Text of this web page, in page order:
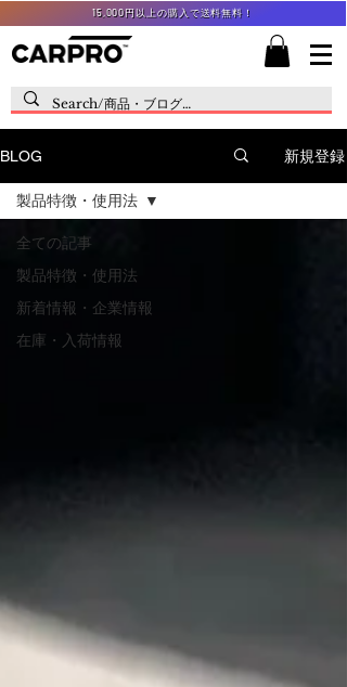
15,000円以上の購入で送料無料！
BLOG 新規登録
全ての記事
製品特徴・使用法
新着情報・企業情報
在庫・入荷情報
製品特徴・使用法